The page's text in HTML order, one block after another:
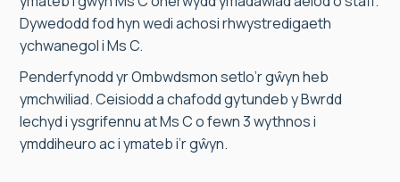
Dywedodd fod hyn wedi achosi rhwystredigaeth
ychwanegol i Ms C.
Penderfynodd yr Ombwdsmon setlo’r gŵyn heb
ymchwiliad. Ceisiodd a chafodd gytundeb y Bwrdd
Iechyd i ysgrifennu at Ms C o fewn 3 wythnos i
ymddiheuro ac i ymateb i’r gŵyn.